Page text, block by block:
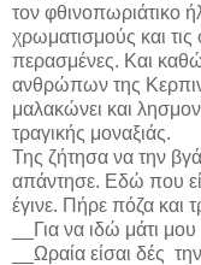
τον φθινοπωριάτικο
χρωματισμούς και
περασμένες. Και
ανθρώπων της
μαλακώνει και
τραγικής μοναξιάς.
Της ζήτησα να την
απάντησε. Εδώ που
έγινε. Πήρε πόζα και
__Για να ιδώ μάτι μου
__Ωραία είσαι δές